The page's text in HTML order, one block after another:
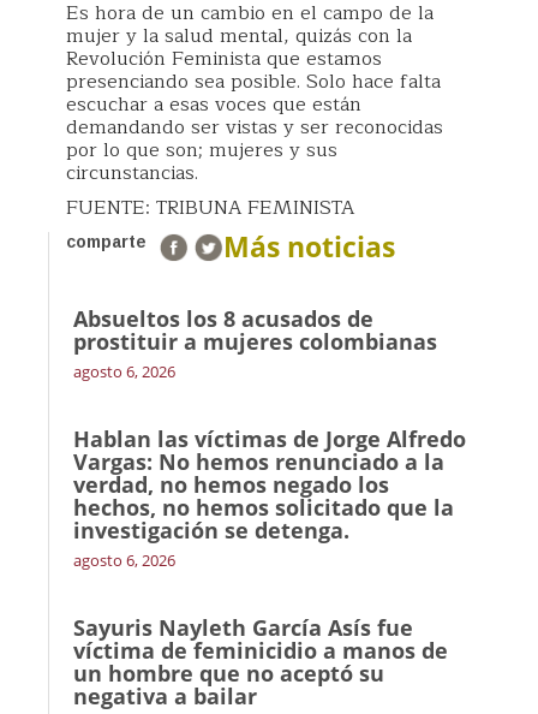
Es hora de un cambio en el campo de la
mujer y la salud mental, quizás con la
Revolución Feminista que estamos
presenciando sea posible. Solo hace falta
escuchar a esas voces que están
demandando ser vistas y ser reconocidas
por lo que son; mujeres y sus
circunstancias.
FUENTE: TRIBUNA FEMINISTA
comparte Más noticias
Absueltos los 8 acusados de
prostituir a mujeres colombianas
agosto 6, 2026
Hablan las víctimas de Jorge Alfredo
Vargas: No hemos renunciado a la
verdad, no hemos negado los
hechos, no hemos solicitado que la
investigación se detenga.
agosto 6, 2026
Sayuris Nayleth García Asís fue
víctima de feminicidio a manos de
un hombre que no aceptó su
negativa a bailar